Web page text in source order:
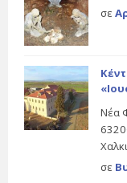
σε
Νέα
σε